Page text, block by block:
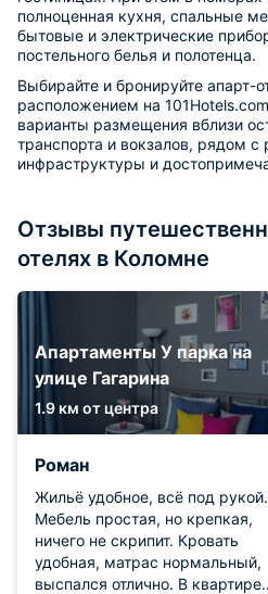
полноценная кухня, спальные
бытовые и электрические
постельного белья и полотенца.
Выбирайте и бронируйте апарт-
расположением на
варианты размещения вблизи
транспорта и вокзалов, рядом
инфраструктуры и
Отзывы
отелях в Коломне
Апартаменты У парка на
улице Гагарина
1.9 км от центра
Роман
Жильё удобное, всё под рукой.
Мебель простая, но крепкая,
ничего не скрипит. Кровать
удобная, матрас нормальный,
выспался отлично. В квартире